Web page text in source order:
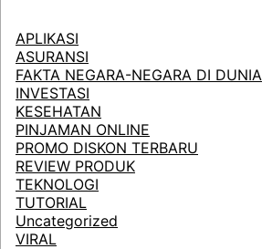
APLIKASI
ASURANSI
FAKTA NEGARA-NEGARA DI DUNIA
INVESTASI
KESEHATAN
PINJAMAN ONLINE
PROMO DISKON TERBARU
REVIEW PRODUK
TEKNOLOGI
TUTORIAL
Uncategorized
VIRAL